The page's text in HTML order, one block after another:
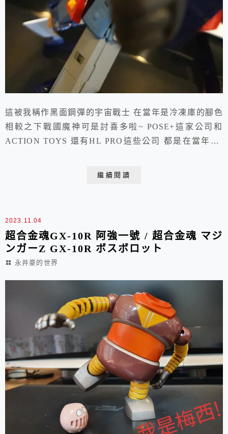
這被我稱作黑面鋼彈的宇宙戰士 在當年是冷凍庫的腳色
相較之下戰國魔神可是討喜多啦~ POSE+這家公司和
ACTION TOYS 還有HL PRO這些公司 都是在當年Art
繼續閱讀
2023.11.04
超合金魂GX-10R 阿強一號 / 超合金魂 マジ
ンガーZ GX-10R ボスボロット
永井豪的世界